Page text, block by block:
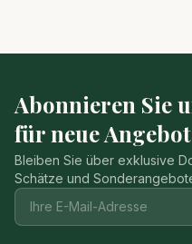
Abonnieren Sie
für neue
Bleiben Sie über exklusive
Schätze und